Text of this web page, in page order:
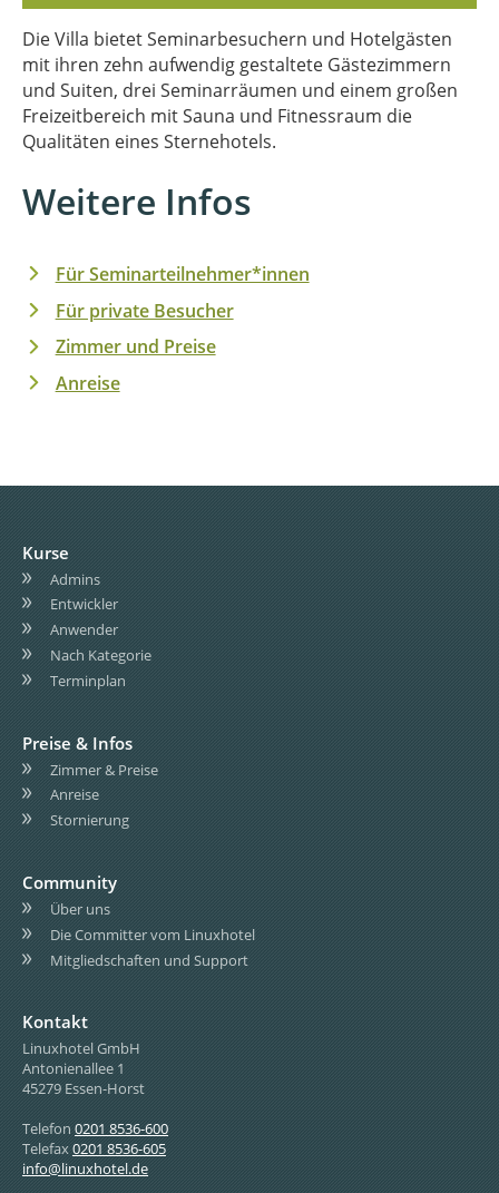
Die Villa bietet Seminarbesuchern und Hotelgästen
mit ihren zehn aufwendig gestaltete Gästezimmern
und Suiten, drei Seminarräumen und einem großen
Freizeitbereich mit Sauna und Fitnessraum die
Qualitäten eines Sternehotels.
Weitere Infos
Für Seminarteilnehmer*innen
Für private Besucher
Zimmer und Preise
Anreise
Kurse
Admins
Entwickler
Anwender
Nach Kategorie
Terminplan
Preise & Infos
Zimmer & Preise
Anreise
Stornierung
Community
Über uns
Die Committer vom Linuxhotel
Mitgliedschaften und Support
Kontakt
Linuxhotel GmbH
Antonienallee 1
45279 Essen-Horst
Telefon 0201 8536-600
Telefax0201 8536-605
info@linuxhotel.de